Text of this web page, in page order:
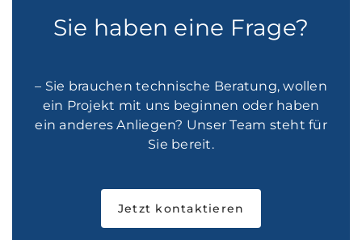
Sie haben eine Frage?
– Sie brauchen technische Beratung, wollen
ein Projekt mit uns beginnen oder haben
ein anderes Anliegen? Unser Team steht für
Sie bereit.
Jetzt kontaktieren